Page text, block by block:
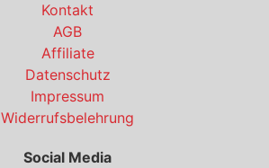
Kontakt
AGB
Affiliate
Datenschutz
Impressum
Widerrufsbelehrung
Social Media